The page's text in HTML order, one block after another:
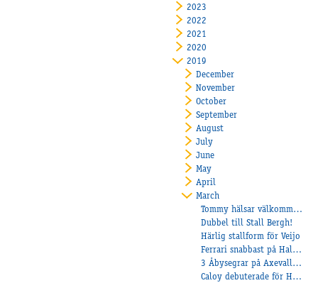
2023
2022
2021
2020
2019
December
November
October
September
August
July
June
May
April
March
Tommy hälsar välkommen till Dunevad
Dubbel till Stall Bergh!
Härlig stallform för Veijo
Ferrari snabbast på Halmstad!
3 Åbysegrar på Axevalla under söndagen!
Caloy debuterade för Heiskanen